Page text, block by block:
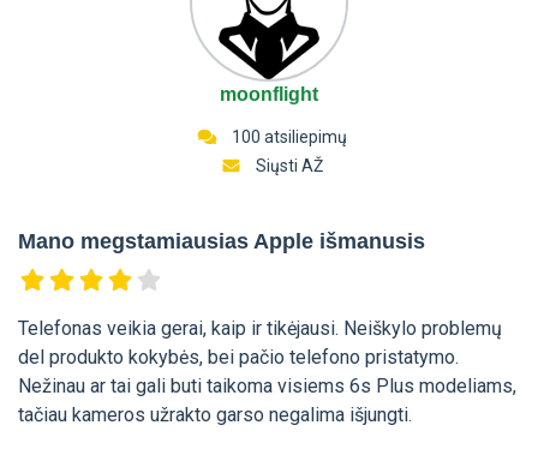
moonflight
100 atsiliepimų
Siųsti AŽ
Mano megstamiausias Apple išmanusis
Telefonas veikia gerai, kaip ir tikėjausi. Neiškylo problemų
del produkto kokybės, bei pačio telefono pristatymo.
Nežinau ar tai gali buti taikoma visiems 6s Plus modeliams,
tačiau kameros užrakto garso negalima išjungti.